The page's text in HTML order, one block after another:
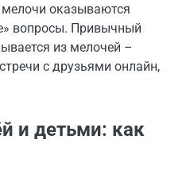
оказываются
вопросы. Привычный
из мелочей –
с друзьями онлайн,
и детьми: как